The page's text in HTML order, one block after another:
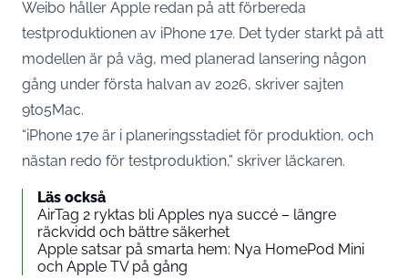
Weibo håller Apple redan på att förbereda
testproduktionen av iPhone 17e. Det tyder starkt på att
modellen är på väg, med planerad lansering någon
gång under första halvan av 2026, skriver sajten
9to5Mac.
“iPhone 17e är i planeringsstadiet för produktion, och
nästan redo för testproduktion,” skriver läckaren.
Läs också
AirTag 2 ryktas bli Apples nya succé – längre
räckvidd och bättre säkerhet
Apple satsar på smarta hem: Nya HomePod Mini
och Apple TV på gång